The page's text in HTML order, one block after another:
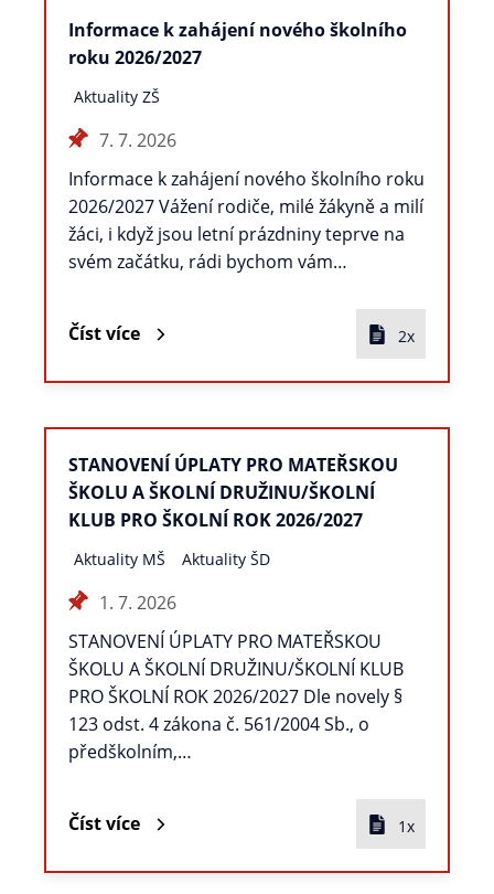
Informace k zahájení nového školního
roku 2026/2027
Aktuality ZŠ
7. 7. 2026
Informace k zahájení nového školního roku
2026/2027 Vážení rodiče, milé žákyně a milí
žáci, i když jsou letní prázdniny teprve na
svém začátku, rádi bychom vám…
Číst více 2x
STANOVENÍ ÚPLATY PRO MATEŘSKOU
ŠKOLU A ŠKOLNÍ DRUŽINU/ŠKOLNÍ
KLUB PRO ŠKOLNÍ ROK 2026/2027
Aktuality MŠ Aktuality ŠD
1. 7. 2026
STANOVENÍ ÚPLATY PRO MATEŘSKOU
ŠKOLU A ŠKOLNÍ DRUŽINU/ŠKOLNÍ KLUB
PRO ŠKOLNÍ ROK 2026/2027 Dle novely §
123 odst. 4 zákona č. 561/2004 Sb., o
předškolním,…
Číst více 1x